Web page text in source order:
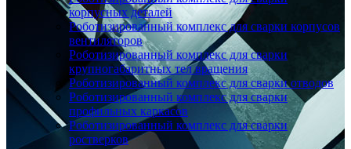
корпусных деталей
Роботизированный комплекс для сварки корпусов
вентиляторов
Роботизированный комплекс для сварки
крупногабаритных тел вращения
Роботизированный комплекс для сварки отводов
Роботизированный комплекс для сварки
профильных каркасов
Роботизированный комплекс для сварки
ростверков